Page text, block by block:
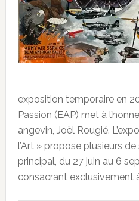
exposition temporaire en
Passion (EAP) met à
angevin, Joël Rougié.
l’Art » propose plusieurs
principal, du 27 juin au 6
consacrant exclusivement